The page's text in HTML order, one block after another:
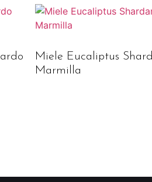
Miele Eucaliptus
Marmilla